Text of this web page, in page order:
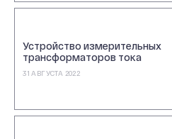
Устройство измерительных
трансформаторов тока
31 АВГУСТА 2022